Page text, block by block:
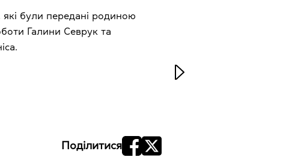
які були передані родиною
Галини Севрук та
Поділитися